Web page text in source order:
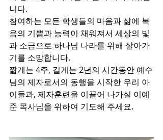
니다.
참여하는 모든 학생들의 마음과 삶에 복
음의 기쁨과 능력이 채워져서 세상의 빛
과 소금으로 하나님 나라를 위해 살아가
기를 소망합니다.
짧게는 4주, 길게는 2년의 시간동안 예수
님의 제자로서의 동행을 시작한 우리 아
이들과, 제자훈련을 이끌어 나가실 이예
준 목사님을 위하여 기도해 주세요.